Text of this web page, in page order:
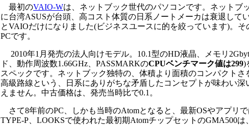
最初のVAIO-Wは、ネットブック世代のパソコンです。ネットブ
に台湾ASUSが台頭、高コスト体質の日系ノートメーカは衰退して
とVAIOだけになりました(ビジネスユースに的を絞っています)。
PCです。
2010年1月発売の法人向けモデル。10.1型のHD液晶、メモリ
ド、動作周波数1.66GHz、 PASSMARKのCPUベンチマーク値は299)
スペックです。 ネットブック独特の、体積より面積のコンパクトさ
高級路線という、日系にありがちな矛盾したコンセプトが味わい
えません。 中古価格は、発売当時比で0.1 。
さて8年前のPC、しかも当時のAtomとなると、最新OSやアプリで
TYPE-P、LOOKSで使われた最初期AtomチップセットのGMA500